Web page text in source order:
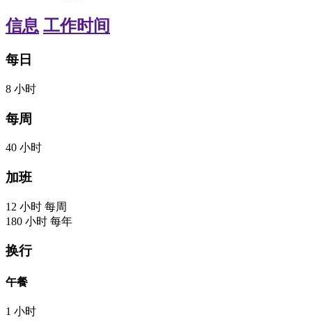
信息 工作时间
每日
8 小时
每周
40 小时
加班
12 小时 每周
180 小时 每年
换行
午餐
1 小时